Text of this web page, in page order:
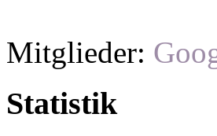
Mitglieder:
Statistik